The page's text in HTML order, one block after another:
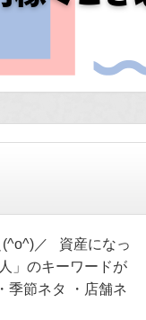
(^o^)／ 資産になっ
」のキーワードが
季節ネタ ・店舗ネ